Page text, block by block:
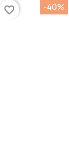
favorite_border -40%